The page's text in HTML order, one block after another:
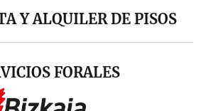
Y ALQUILER DE PISOS
FORALES